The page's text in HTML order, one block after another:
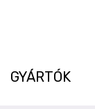
GYÁRTÓK